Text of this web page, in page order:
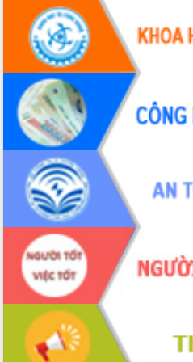
UBND tỉnh họp báo định kỳ tháng 4
năm 2026
Hội thảo khoa học “Giải pháp thúc đẩy
phát triển nền kinh tế xanh tại tỉnh
Đắk Lắk”
Tăng cường giám sát, đôn đốc thực
hiện nhiệm vụ quản lý tài sản công
hàng tuần
Tháo gỡ những vướng mắc, đẩy mạnh
công tác cải cách thủ tục hành chính
tại Trung tâm Phục vụ hành chính
công tỉnh
Đắk Lắk: Tôn vinh 46 giải pháp tại Hội
thi Sáng tạo Kỹ thuật 2024 - 2025
Đắk Lắk rà soát, điều chỉnh Đề án 190
về phát triển nuôi trồng thủy sản
Phó Chủ tịch UBND tỉnh Đắk Lắk
Trương Công Thái kiểm tra thực địa
Dự án cao tốc Khánh Hòa - Buôn Ma
Thuột